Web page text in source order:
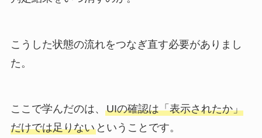
こうした状態の流れをつなぎ直す必要がありまし
た。
ここで学んだのは、 UIの確認は「表示されたか」
だけでは足りないということです。